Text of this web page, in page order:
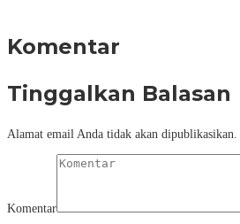
Komentar
Tinggalkan Balasan
Alamat email Anda tidak akan dipublikasikan.
Komentar